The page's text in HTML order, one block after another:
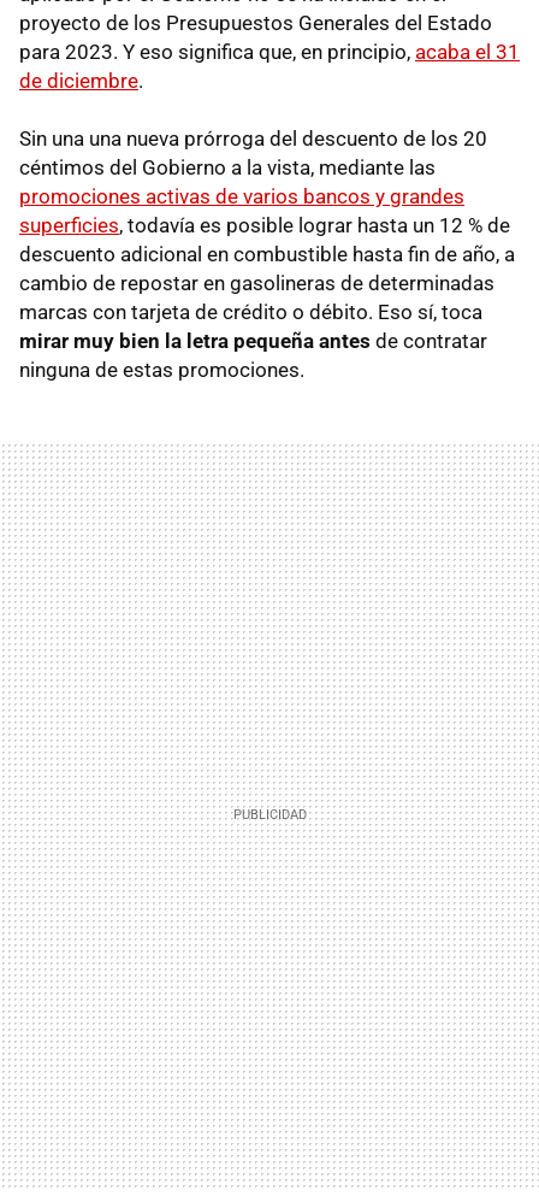
proyecto de los Presupuestos Generales del Estado
para 2023. Y eso significa que, en principio, acaba el 31
de diciembre.
Sin una una nueva prórroga del descuento de los 20
céntimos del Gobierno a la vista, mediante las
promociones activas de varios bancos y grandes
superficies, todavía es posible lograr hasta un 12 % de
descuento adicional en combustible hasta fin de año, a
cambio de repostar en gasolineras de determinadas
marcas con tarjeta de crédito o débito. Eso sí, toca
mirar muy bien la letra pequeña antes de contratar
ninguna de estas promociones.